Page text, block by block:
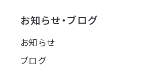
お知らせ・ブログ
お知らせ
ブログ